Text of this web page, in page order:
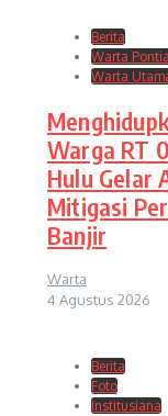
Berita
Warta
Warta
Warga RT
Hulu Gelar
Mitigasi
Banjir
Warta
4 Agustus 2026
Berita
Foto
Institusiana